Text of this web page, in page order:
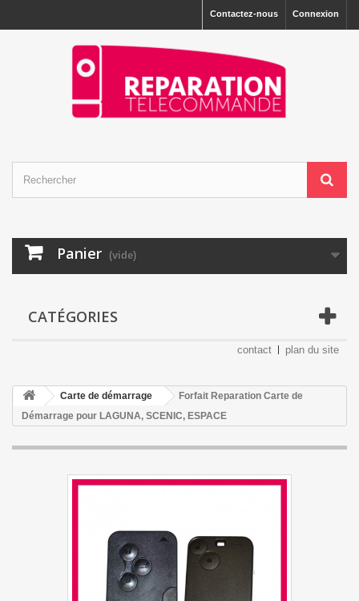
Connexion
Contactez-nous
Panier (vide)
CATÉGORIES
contact plan du site
Carte de démarrage
Forfait Reparation Carte de
Démarrage pour LAGUNA, SCENIC, ESPACE